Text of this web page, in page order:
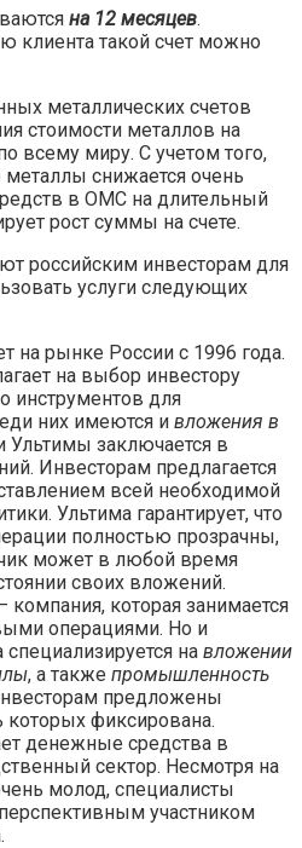
на 12 месяцев.
клиента такой счет можно
металлических счетов
стоимости металлов на
всему миру. С учетом того,
снижается очень
в ОМС на длительный
рост суммы на счете.
российским инвесторам для
услуги следующих
на рынке России с 1996 года.
на выбор инвестору
инструментов для
них имеются и вложения в
Ультимы заключается в
Инвесторам предлагается
всей необходимой
Ультима гарантирует, что
полностью прозрачны,
может в любой время
своих вложений.
компания, которая занимается
операциями. Но и
на вложении
, а также промышленность
предложены
которых фиксирована.
денежные средства в
сектор. Несмотря на
молод, специалисты
участником